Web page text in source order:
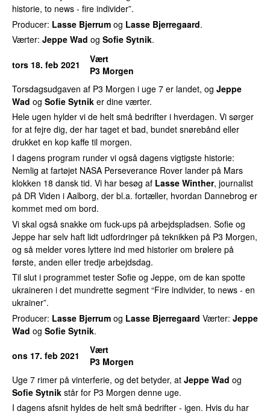
historie, to news - fire individer”.
Producer: Lasse Bjerrum og Lasse Bjerregaard.
Værter: Jeppe Wad og Sofie Sytnik.
tors 18. feb 2021
Vært
P3 Morgen
Torsdagsudgaven af P3 Morgen i uge 7 er landet, og Jeppe
Wad og Sofie Sytnik er dine værter.
Hele ugen hylder vi de helt små bedrifter i hverdagen. Vi sørger
for at fejre dig, der har taget et bad, bundet snørebånd eller
drukket en kop kaffe til morgen.
I dagens program runder vi også dagens vigtigste historie:
Nemlig at fartøjet NASA Perseverance Rover lander på Mars
klokken 18 dansk tid. Vi har besøg af Lasse Winther, journalist
på DR Viden i Aalborg, der bl.a. fortæller, hvordan Dannebrog er
kommet med om bord.
Vi skal også snakke om fuck-ups på arbejdspladsen. Sofie og
Jeppe har selv haft lidt udfordringer på teknikken på P3 Morgen,
og så melder vores lyttere ind med historier om brølere på
første, anden eller tredje arbejdsdag.
Til slut i programmet tester Sofie og Jeppe, om de kan spotte
ukraineren i det mundrette segment “Fire individer, to news - en
ukrainer”.
Producer: Lasse Bjerrum og Lasse Bjerregaard Værter: Jeppe
Wad og Sofie Sytnik.
ons 17. feb 2021
Vært
P3 Morgen
Uge 7 rimer på vinterferie, og det betyder, at Jeppe Wad og
Sofie Sytnik står for P3 Morgen denne uge.
I dagens afsnit hyldes de helt små bedrifter - igen. Hvis du har